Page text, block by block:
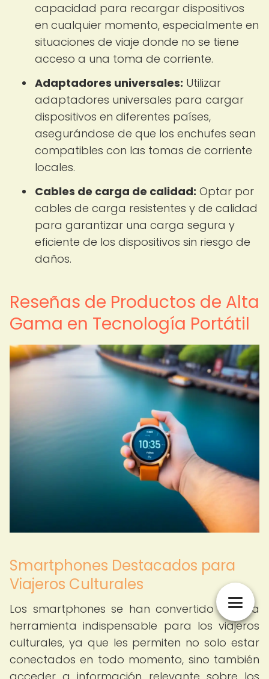
capacidad para recargar dispositivos
en cualquier momento, especialmente en
situaciones de viaje donde no se tiene
acceso a una toma de corriente.
Adaptadores universales: Utilizar
adaptadores universales para cargar
dispositivos en diferentes países,
asegurándose de que los enchufes sean
compatibles con las tomas de corriente
locales.
Cables de carga de calidad: Optar por
cables de carga resistentes y de calidad
para garantizar una carga segura y
eficiente de los dispositivos sin riesgo de
daños.
Reseñas de Productos de Alta
Gama en Tecnología Portátil
Smartphones Destacados para
Viajeros Culturales
Los smartphones se han convertido en una
herramienta indispensable para los viajeros
culturales, ya que les permiten no solo estar
conectados en todo momento, sino también